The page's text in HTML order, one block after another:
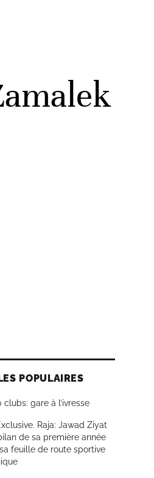
POPULAIRES
clubs: gare à l’ivresse
Raja: Jawad Ziyat
de sa première année
feuille de route sportive